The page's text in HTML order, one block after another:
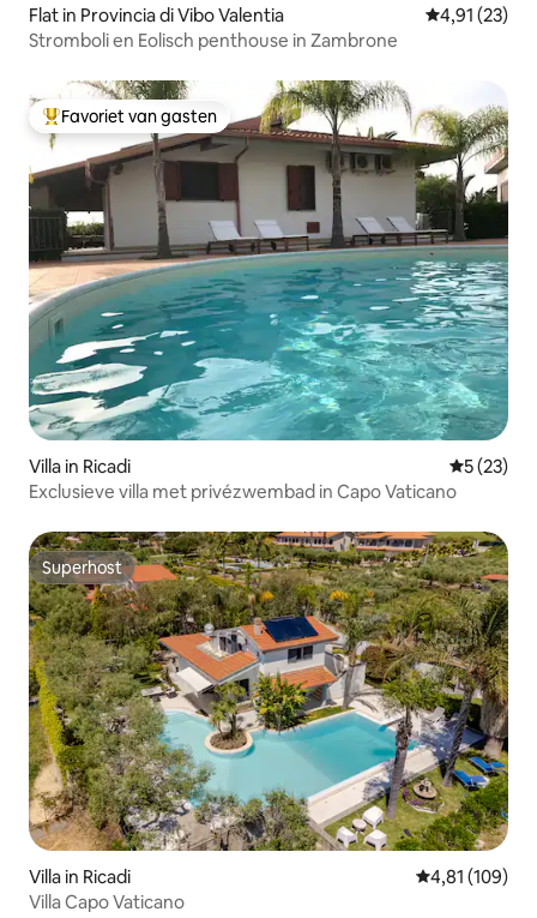
Flat in Provincia di Vibo Valentia Gemiddelde
4,91 (23)
Stromboli en Eolisch penthouse in Zambrone
Topfavoriet van gasten
Favoriet van gasten
Villa in Ricadi
5 (23)
Exclusieve villa met privézwembad in Capo Vaticano
Superhost
Superhost
Villa in Ricadi Gemiddelde
4,81 (109)
Villa Capo Vaticano